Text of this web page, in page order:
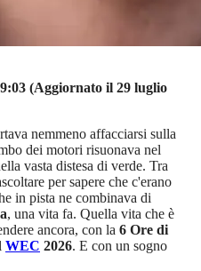
(Aggiornato il 29 luglio
nemmeno affacciarsi sulla
dei motori risuonava nel
vasta distesa di verde. Tra
per sapere che c'erano
in pista ne combinava di
, una vita fa. Quella vita che è
ancora, con la 6 Ore di
WEC 2026. E con un sogno